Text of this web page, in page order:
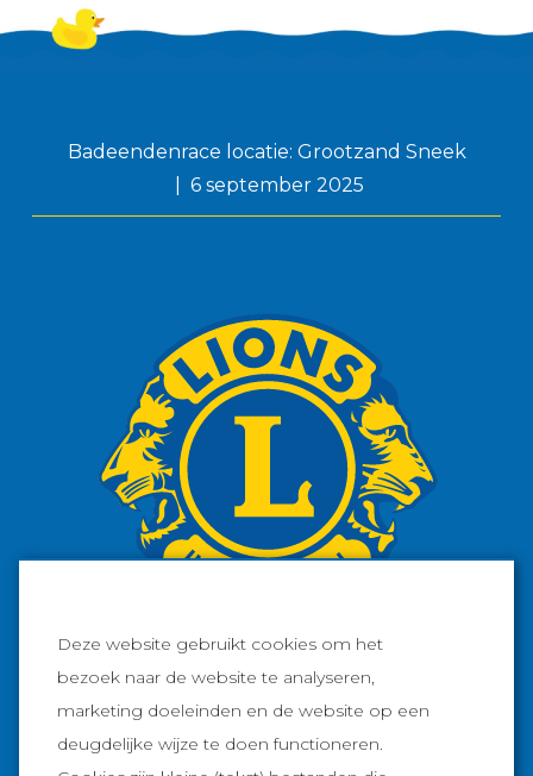
Badeendenrace locatie: Grootzand Sneek
6 september 2025
Facebook
Deze website gebruikt cookies om het
bezoek naar de website te analyseren,
marketing doeleinden en de website op een
deugdelijke wijze te doen functioneren.